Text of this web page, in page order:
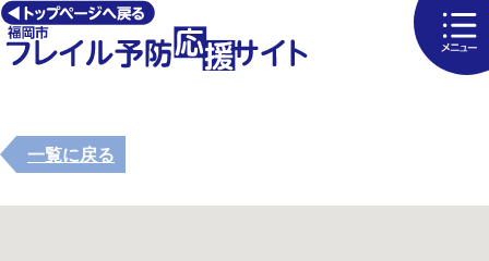
一覧に戻る